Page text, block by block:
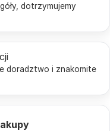
dotrzymujemy
doradztwo i znakomite